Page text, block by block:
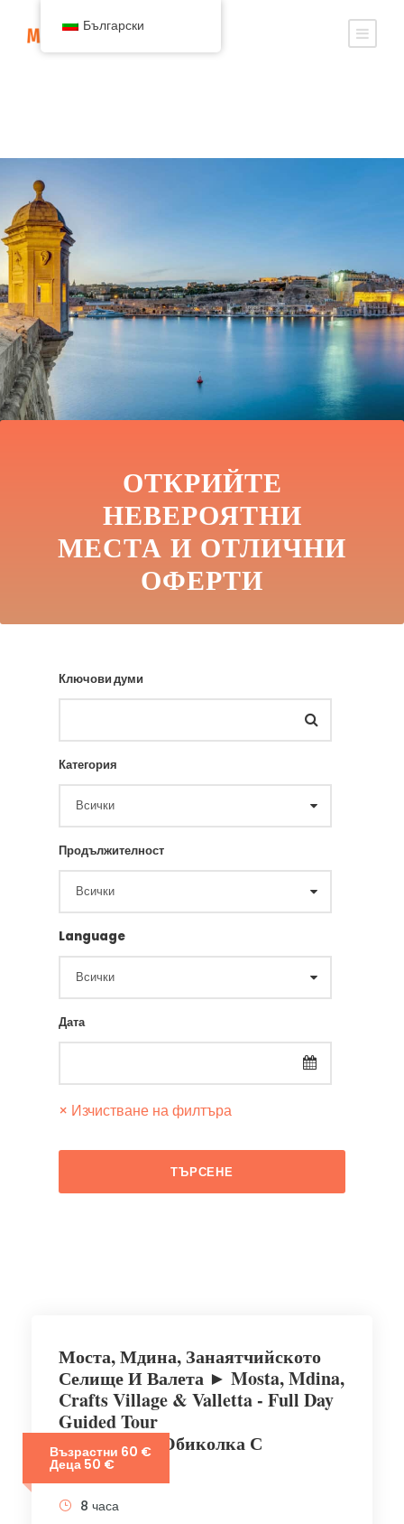
ОТКРИЙТЕ
НЕВЕРОЯТНИ
МЕСТА И ОТЛИЧНИ
ОФЕРТИ
Ключови думи
Категория
Продължителност
Language
Дата
× Изчистване на филтъра
Възрастни 60 €
Деца 50 €
Моста, Мдина, Занаятчийското
Селище И Валета ► Mosta, Mdina,
Crafts Village & Valletta - Full Day
Guided Tour
Целодневна Обиколка С
Екскурзовод
8 часа
Български